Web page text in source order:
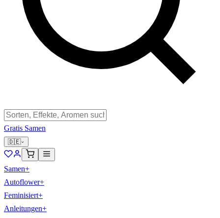
Gratis Samen
🇩🇪
Samen+
Autoflower+
Feminisiert+
Anleitungen+